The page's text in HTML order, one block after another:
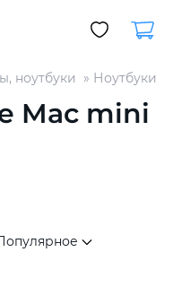
ноутбуки Ноутбуки
Mac mini